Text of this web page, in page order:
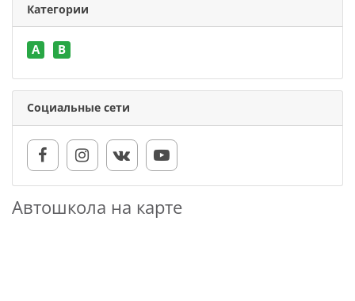
Категории
A B
Социальные сети
Автошкола на карте